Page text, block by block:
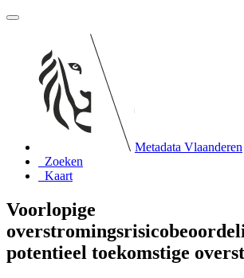
Metadata Vlaanderen
Zoeken
Kaart
Voorlopige
potentieel toekomstige